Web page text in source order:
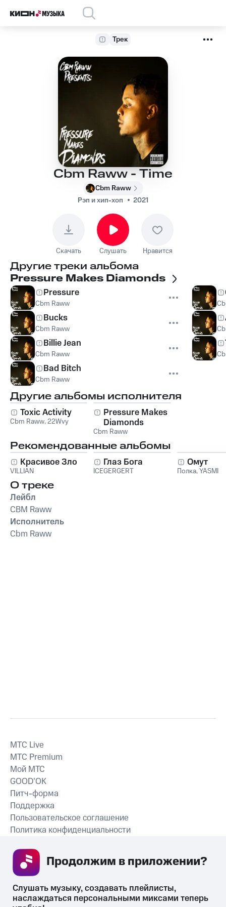
Трек
Cbm Raww - Time
Cbm Raww
Рэп и хип-хоп
2021
Скачать Слушать Нравится
Другие треки альбома
Pressure Makes Diamonds
Pressure
Cbm Raww
Bucks
Cbm Raww
Billie Jean
Cbm Raww
Bad Bitch
Cbm Raww
Другие альбомы исполнителя
Toxic Activity
Cbm Raww,22Wvy
Pressure Makes
Diamonds
Cbm Raww
Рекомендованные альбомы
Красивое Зло
VILLIAN
Глаз Бога
ICEGERGERT
Омут
Полка,YASMI
О треке
Лейбл
CBM Raww
Исполнитель
Cbm Raww
СКАЧАТЬ ПРИЛОЖЕНИЕ
MTС Live
MTС Premium
Мой МТС
GOOD’OK
Питч-форма
Поддержка
Пользовательское соглашение
Политика конфиденциальности
Слушать музыку, создавать плейлисты,
наслаждаться персональными миксами теперь